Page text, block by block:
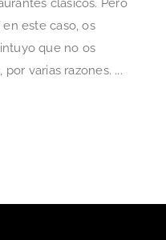
clásicos. Pero
en este caso, os
que no os
varias razones. ...